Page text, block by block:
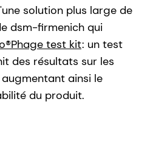
solution plus large de
dsm-firmenich qui
test kit: un test
des résultats sur les
ainsi le
du produit.